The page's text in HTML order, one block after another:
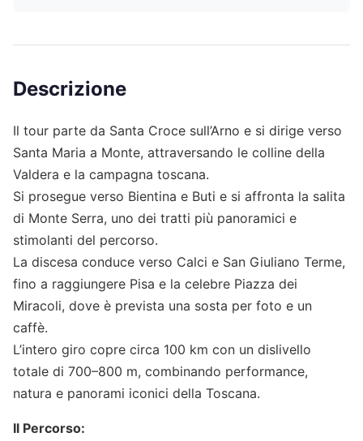
Descrizione
Il tour parte da Santa Croce sull’Arno e si dirige verso
Santa Maria a Monte, attraversando le colline della
Valdera e la campagna toscana.
Si prosegue verso Bientina e Buti e si affronta la salita
di Monte Serra, uno dei tratti più panoramici e
stimolanti del percorso.
La discesa conduce verso Calci e San Giuliano Terme,
fino a raggiungere Pisa e la celebre Piazza dei
Miracoli, dove è prevista una sosta per foto e un
caffè.
L’intero giro copre circa 100 km con un dislivello
totale di 700–800 m, combinando performance,
natura e panorami iconici della Toscana.
Il Percorso: